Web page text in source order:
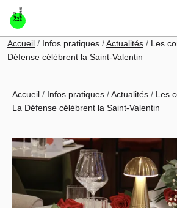
Aller au contenu principal
Fil d'Ariane
Accueil Infos pratiques Actualités
Les
Défense célèbrent la Saint-Valentin
Fil d'Ariane
Accueil Infos pratiques Actualités
Les
La Défense célèbrent la Saint-Valentin